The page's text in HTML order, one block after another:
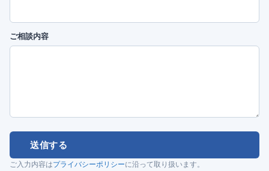
ご相談内容
送信する
ご入力内容はプライバシーポリシーに沿って取り扱います。